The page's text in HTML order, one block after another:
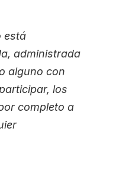
está
administrada
alguno con
los
completo a